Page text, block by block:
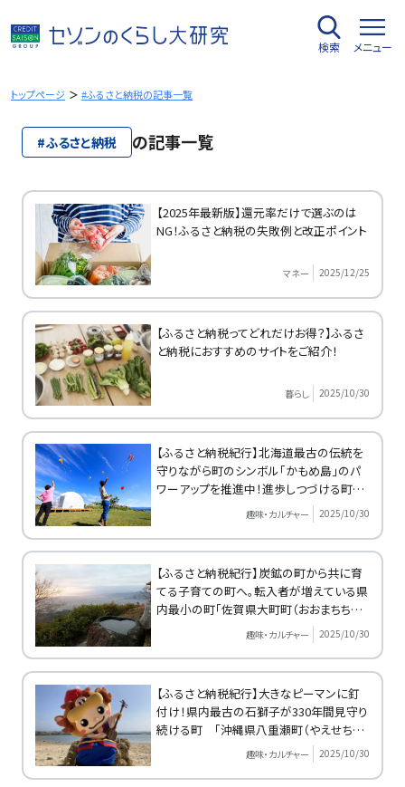
容
を
キ
検索 メニュー
トップページ #ふるさと納税の記事一覧
#ふるさと納税 の記事一覧
【2025年最新版】還元率だけで選ぶのは
NG！ふるさと納税の失敗例と改正ポイント
マネー 2025/12/25
【ふるさと納税ってどれだけお得？】ふるさ
と納税におすすめのサイトをご紹介！
暮らし 2025/10/30
【ふるさと納税紀行】北海道最古の伝統を
守りながら町のシンボル「かもめ島」のパ
ワーアップを推進中！進歩しつづける町
「江差町（えさしちょう）」趣味・カルチャー 2025/10/30
【ふるさと納税紀行】炭鉱の町から共に育
てる子育ての町へ。転入者が増えている県
内最小の町「佐賀県大町町（おおまちちょ
趣味・カルチャー 2025/10/30
【ふるさと納税紀行】大きなピーマンに釘
付け！県内最古の石獅子が330年間見守り
続ける町 「沖縄県八重瀬町（やえせちょ
趣味・カルチャー 2025/10/30